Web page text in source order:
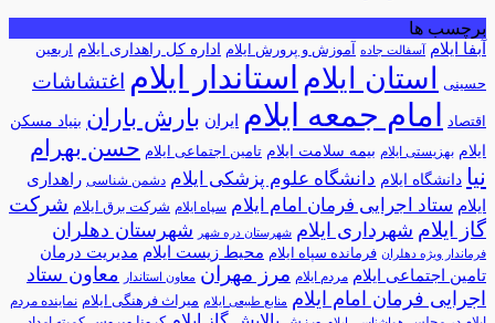
برچسب ها
آبفا ایلام آسفالت جاده آموزش و پرورش ایلام اداره کل راهداری ایلام اربعین
حسینی استان ایلام استاندار ایلام اغتشاشات
اقتصاد امام جمعه ایلام ایران بارش باران بنیاد مسکن
ایلام بهزیستی ایلام بیمه سلامت ایلام تامین اجتماعی ایلام حسن بهرام
نیا دانشگاه ایلام دانشگاه علوم پزشکی ایلام دشمن شناسی راهداری
ایلام ستاد اجرایی فرمان امام ایلام سپاه ایلام شرکت برق ایلام شرکت
گاز ایلام شهرداری ایلام شهرستان دره شهر شهرستان دهلران
فرماندار ویژه دهلران فرمانده سپاه ایلام محیط زیست ایلام مدیریت درمان
تامین اجتماعی ایلام مردم ایلام مرز مهران معاون استاندار
معاون ستاد
اجرایی فرمان امام ایلام منابع طبیعی ایلام میراث فرهنگی ایلام نماینده مردم